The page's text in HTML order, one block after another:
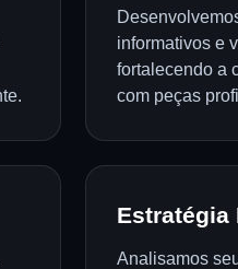
informativos e
fortalecendo a
com peças
Estratégia
Analisamos